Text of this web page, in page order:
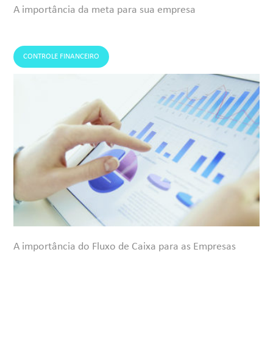
A importância da meta para sua empresa
CONTROLE FINANCEIRO
A importância do Fluxo de Caixa para as Empresas